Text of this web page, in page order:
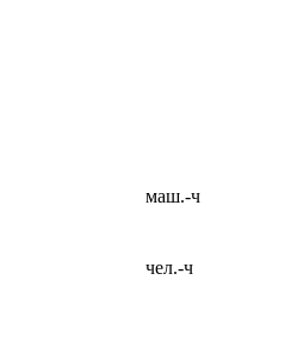
маш.-ч
чел.-ч